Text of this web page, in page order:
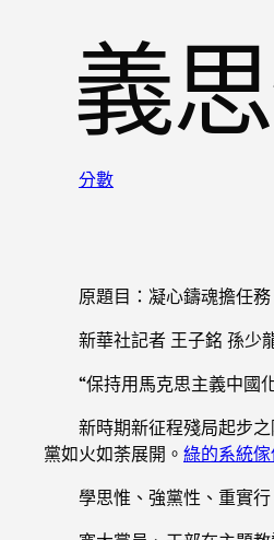
義
分數
原題目：凝心鑄魂擔任
新華社記者 王子銘 孫少
“保持用馬克思主義中國
新時期新征程殘局起步
黨如火如荼展開。 綠的系統
學思惟、強黨性、重實行